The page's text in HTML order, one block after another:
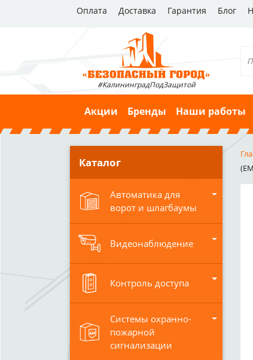
Оплата Доставка Гарантия Блог
#КалининградПодЗащитой
Акции Бренды Наши работы
Каталог
Автоматика для
ворот и шлагбаумы
Видеонаблюдение
Контроль доступа
Системы охранно-
пожарной
сигнализации